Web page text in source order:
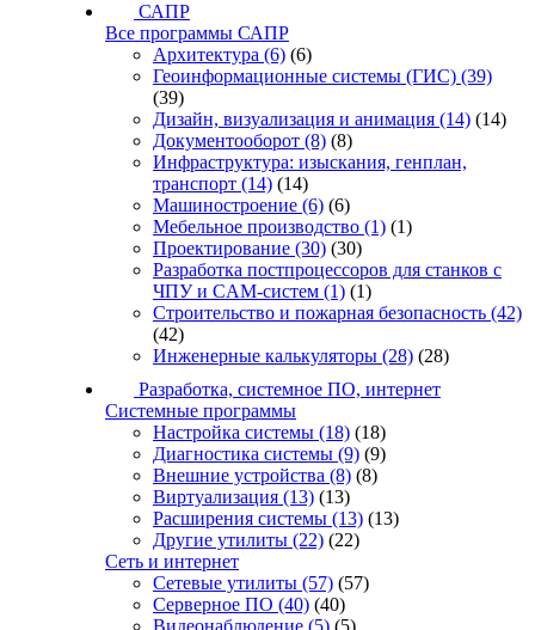
САПР
Все программы САПР
Архитектура (6) (6)
Геоинформационные системы (ГИС) (39)
(39)
Дизайн, визуализация и анимация (14) (14)
Документооборот (8) (8)
Инфраструктура: изыскания, генплан,
транспорт (14) (14)
Машиностроение (6) (6)
Мебельное производство (1) (1)
Проектирование (30) (30)
Разработка постпроцессоров для станков с
ЧПУ и CAM-систем (1) (1)
Строительство и пожарная безопасность (42)
(42)
Инженерные калькуляторы (28) (28)
Разработка, системное ПО, интернет
Системные программы
Настройка системы (18) (18)
Диагностика системы (9) (9)
Внешние устройства (8) (8)
Виртуализация (13) (13)
Расширения системы (13) (13)
Другие утилиты (22) (22)
Сеть и интернет
Сетевые утилиты (57) (57)
Серверное ПО (40) (40)